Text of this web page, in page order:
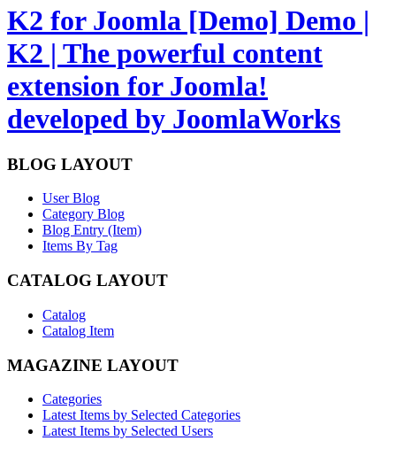
K2 for Joomla [Demo] Demo |
K2 | The powerful content
extension for Joomla!
developed by JoomlaWorks
BLOG LAYOUT
User Blog
Category Blog
Blog Entry (Item)
Items By Tag
CATALOG LAYOUT
Catalog
Catalog Item
MAGAZINE LAYOUT
Categories
Latest Items by Selected Categories
Latest Items by Selected Users